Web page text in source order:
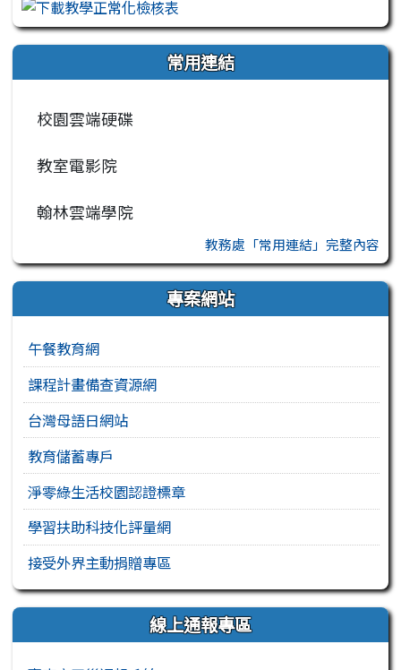
常用連結
校園雲端硬碟
教室電影院
翰林雲端學院
教務處「常用連結」完整內容
專案網站
午餐教育網
課程計畫備查資源網
台灣母語日網站
教育儲蓄專戶
淨零綠生活校園認證標章
學習扶助科技化評量網
接受外界主動捐贈專區
線上通報專區